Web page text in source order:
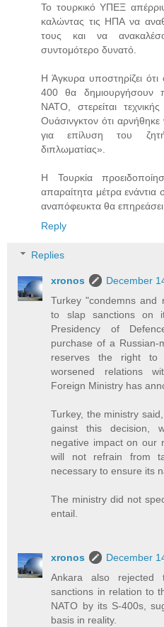
Το τουρκικό ΥΠΕΞ
καλώντας τις ΗΠΑ να
τους και να
συντομότερο δυνατό.
Η Άγκυρα υποστηρίζει
400 θα δημιουργήσουν
ΝΑΤΟ, στερείται
Ουάσινγκτον ότι
για επίλυση του
διπλωματίας».
Η Τουρκία
απαραίτητα μέτρα
αναπόφευκτα θα επηρεάσει
Reply
Replies
xronos
December
Turkey "condemns and
to slap sanctions on
Presidency of
purchase of a Russian-
reserves the right to
worsened relations
Foreign Ministry has
Turkey, the ministry
gainst this decision,
negative impact on our
will not refrain from
necessary to ensure its
The ministry did not
entail.
xronos
December
Ankara also
sanctions in relation to
NATO by its S-400s,
basis in reality.